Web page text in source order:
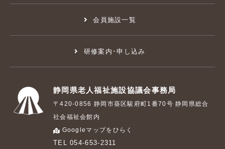
会員施設一覧
研修案内･申し込み
静岡県老人福祉施設協議会事務局
〒420-0856 静岡市葵区駿府町1番70号 静岡県総合
社会福祉会館内
Googleマップをひらく
TEL 054-653-2311